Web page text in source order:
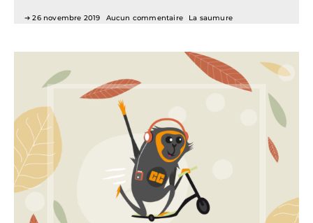
26 novembre 2019 Aucun commentaire La saumure